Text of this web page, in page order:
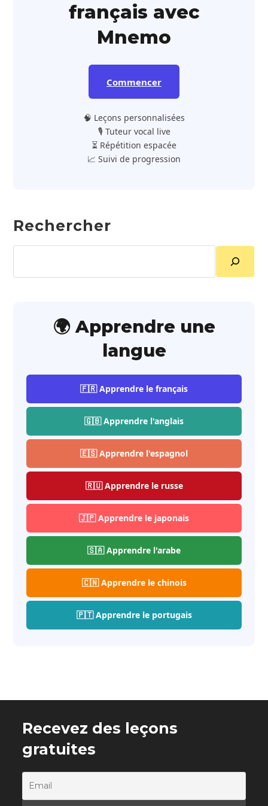
français avec
Mnemo
Commencer
🧠 Leçons personnalisées
🎙️ Tuteur vocal live
⏳ Répétition espacée
📈 Suivi de progression
Rechercher
🌍 Apprendre une
langue
🇫🇷 Apprendre le français
🇬🇧 Apprendre l'anglais
🇪🇸 Apprendre l'espagnol
🇷🇺 Apprendre le russe
🇯🇵 Apprendre le japonais
🇸🇦 Apprendre l'arabe
🇨🇳 Apprendre le chinois
🇵🇹 Apprendre le portugais
Recevez des leçons
gratuites